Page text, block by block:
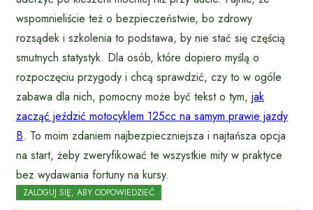
wspomnieliście też o bezpieczeństwie, bo zdrowy
rozsądek i szkolenia to podstawa, by nie stać się częścią
smutnych statystyk. Dla osób, które dopiero myślą o
rozpoczęciu przygody i chcą sprawdzić, czy to w ogóle
zabawa dla nich, pomocny może być tekst o tym, jak
zacząć jeździć motocyklem 125cc na samym prawie jazdy
B. To moim zdaniem najbezpieczniejsza i najtańsza opcja
na start, żeby zweryfikować te wszystkie mity w praktyce
bez wydawania fortuny na kursy.
ZALOGUJ SIĘ, ABY ODPOWIEDZIEĆ